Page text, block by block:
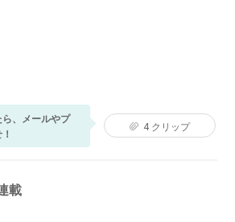
、メールやプ
4 クリップ
載